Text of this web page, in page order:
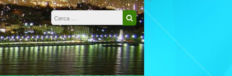
Ricerca per:
Cerca